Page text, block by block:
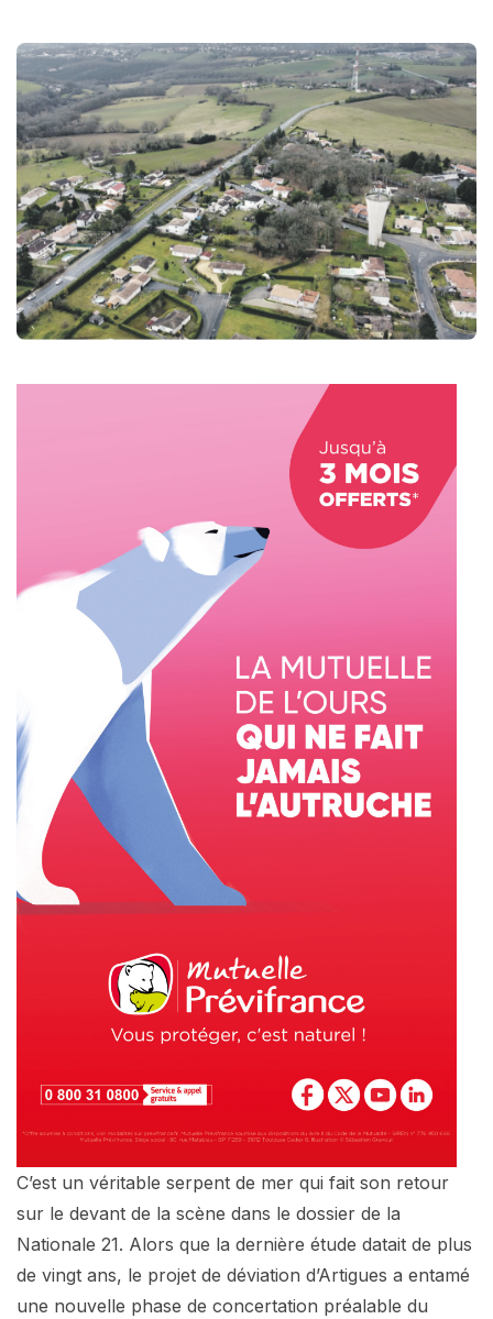
C’est un véritable serpent de mer qui fait son retour
sur le devant de la scène dans le dossier de la
Nationale 21. Alors que la dernière étude datait de plus
de vingt ans, le projet de déviation d’Artigues a entamé
une nouvelle phase de concertation préalable du